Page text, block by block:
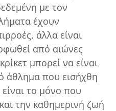
με τον
έχουν
άλλα είναι
από αιώνες
μπορεί να είναι
άθλημα που εισήχθη
το μόνο που
την καθημερινή ζωή